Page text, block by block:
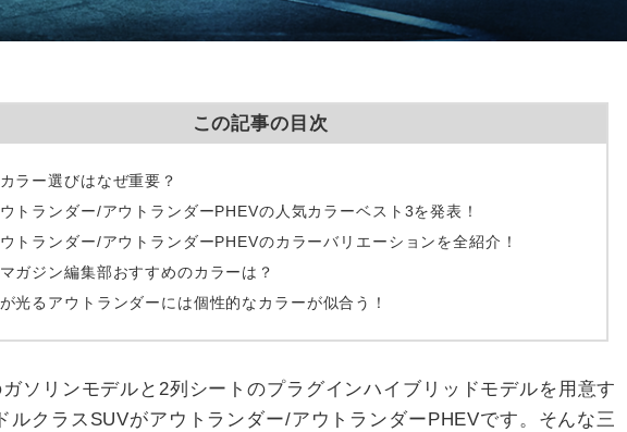
この記事の目次
ラー選びはなぜ重要？
トランダー/アウトランダーPHEVの人気カラーベスト3を発表！
トランダー/アウトランダーPHEVのカラーバリエーションを全紹介！
ガジン編集部おすすめのカラーは？
光るアウトランダーには個性的なカラーが似合う！
ソリンモデルと2列シートのプラグインハイブリッドモデルを用意す
ルクラスSUVがアウトランダー/アウトランダーPHEVです。そんな三